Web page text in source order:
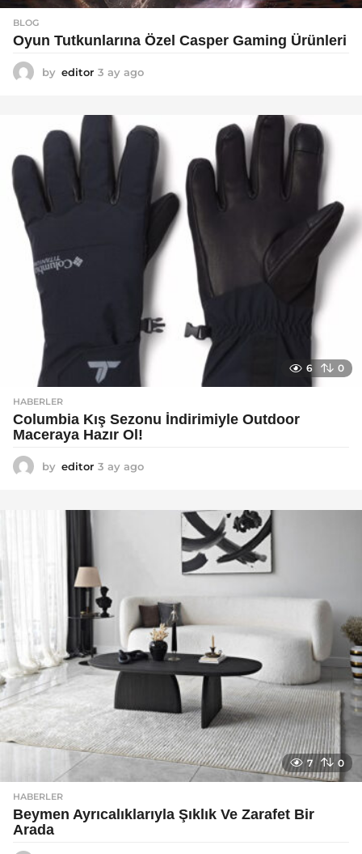
BLOG
Oyun Tutkunlarına Özel Casper Gaming Ürünleri
by editor 3 ay ago
g
6 0
HABERLER
Columbia Kış Sezonu İndirimiyle Outdoor
Maceraya Hazır Ol!
by editor 3 ay ago
a
7 0
HABERLER
Beymen Ayrıcalıklarıyla Şıklık Ve Zarafet Bir
Arada